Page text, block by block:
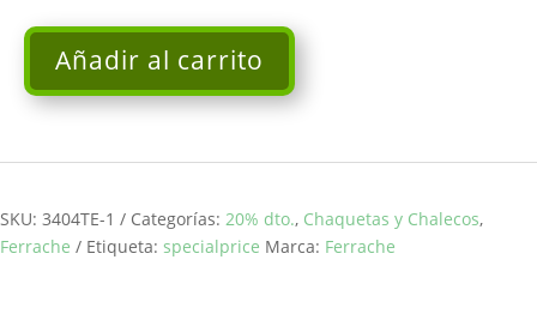
Chaqueta
corta
cantidad
Añadir al carrito
SKU: 3404TE-1 Categorías: 20% dto., Chaquetas y Chalecos,
Ferrache
Etiqueta: specialprice Marca: Ferrache